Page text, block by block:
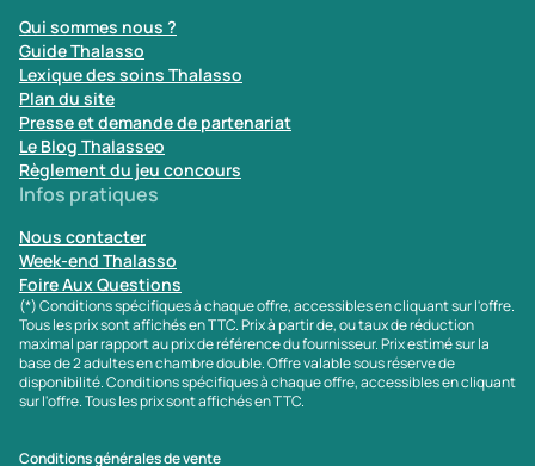
Qui sommes nous ?
Guide Thalasso
Lexique des soins Thalasso
Plan du site
Presse et demande de partenariat
Le Blog Thalasseo
Règlement du jeu concours
Infos pratiques
Nous contacter
Week-end Thalasso
Foire Aux Questions
(*) Conditions spécifiques à chaque offre, accessibles en cliquant sur l'offre.
Tous les prix sont affichés en TTC. Prix à partir de, ou taux de réduction
maximal par rapport au prix de référence du fournisseur. Prix estimé sur la
base de 2 adultes en chambre double. Offre valable sous réserve de
disponibilité. Conditions spécifiques à chaque offre, accessibles en cliquant
sur l'offre. Tous les prix sont affichés en TTC.
Conditions générales de vente